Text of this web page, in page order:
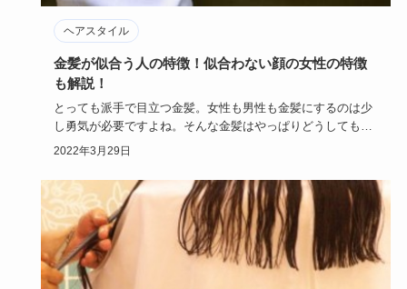
ヘアスタイル
金髪が似合う人の特徴！似合わない顔の女性の特徴
も解説！
とっても派手で目立つ金髪。女性も男性も金髪にするのは少
し勇気が必要ですよね。そんな金髪はやっぱりどうしても似
合う人と似合わ…
2022年3月29日